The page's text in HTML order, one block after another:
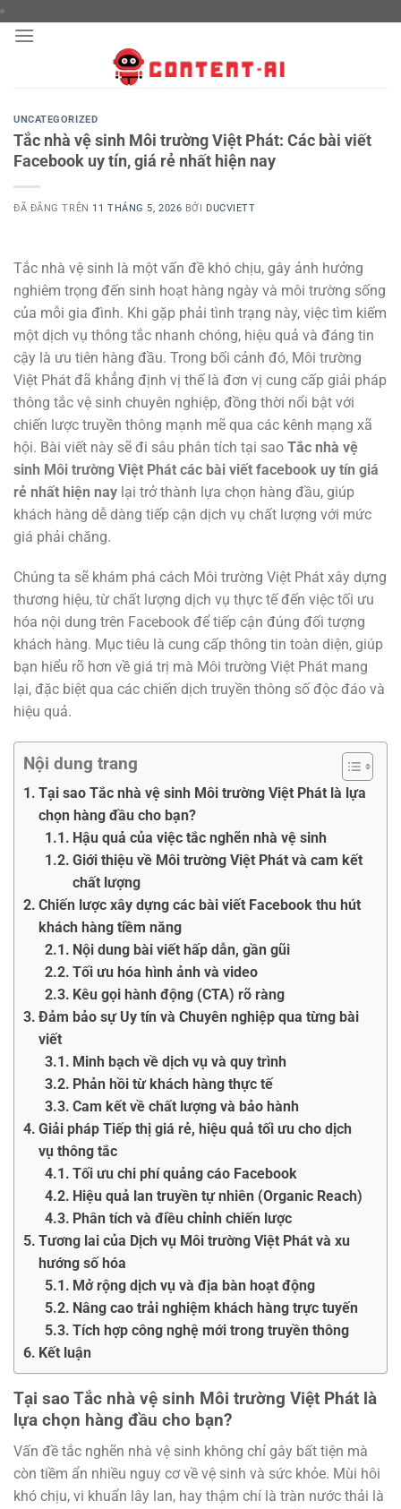
đến
UNCATEGORIZED
Tắc nhà vệ sinh Môi trường Việt Phát: Các bài viết
Facebook uy tín, giá rẻ nhất hiện nay
ĐÃ ĐĂNG TRÊN 11 THÁNG 5, 2026 BỞI DUCVIETT
Tắc nhà vệ sinh là một vấn đề khó chịu, gây ảnh hưởng
nghiêm trọng đến sinh hoạt hàng ngày và môi trường sống
của mỗi gia đình. Khi gặp phải tình trạng này, việc tìm kiếm
một dịch vụ thông tắc nhanh chóng, hiệu quả và đáng tin
cậy là ưu tiên hàng đầu. Trong bối cảnh đó, Môi trường
Việt Phát đã khẳng định vị thế là đơn vị cung cấp giải pháp
thông tắc vệ sinh chuyên nghiệp, đồng thời nổi bật với
chiến lược truyền thông mạnh mẽ qua các kênh mạng xã
hội. Bài viết này sẽ đi sâu phân tích tại sao Tắc nhà vệ
sinh Môi trường Việt Phát các bài viết facebook uy tín giá
rẻ nhất hiện nay lại trở thành lựa chọn hàng đầu, giúp
khách hàng dễ dàng tiếp cận dịch vụ chất lượng với mức
giá phải chăng.
Chúng ta sẽ khám phá cách Môi trường Việt Phát xây dựng
thương hiệu, từ chất lượng dịch vụ thực tế đến việc tối ưu
hóa nội dung trên Facebook để tiếp cận đúng đối tượng
khách hàng. Mục tiêu là cung cấp thông tin toàn diện, giúp
bạn hiểu rõ hơn về giá trị mà Môi trường Việt Phát mang
lại, đặc biệt qua các chiến dịch truyền thông số độc đáo và
hiệu quả.
Nội dung trang
Tại sao Tắc nhà vệ sinh Môi trường Việt Phát là lựa
chọn hàng đầu cho bạn?
Hậu quả của việc tắc nghẽn nhà vệ sinh
Giới thiệu về Môi trường Việt Phát và cam kết
chất lượng
Chiến lược xây dựng các bài viết Facebook thu hút
khách hàng tiềm năng
Nội dung bài viết hấp dẫn, gần gũi
Tối ưu hóa hình ảnh và video
Kêu gọi hành động (CTA) rõ ràng
Đảm bảo sự Uy tín và Chuyên nghiệp qua từng bài
viết
Minh bạch về dịch vụ và quy trình
Phản hồi từ khách hàng thực tế
Cam kết về chất lượng và bảo hành
Giải pháp Tiếp thị giá rẻ, hiệu quả tối ưu cho dịch
vụ thông tắc
Tối ưu chi phí quảng cáo Facebook
Hiệu quả lan truyền tự nhiên (Organic Reach)
Phân tích và điều chỉnh chiến lược
Tương lai của Dịch vụ Môi trường Việt Phát và xu
hướng số hóa
Mở rộng dịch vụ và địa bàn hoạt động
Nâng cao trải nghiệm khách hàng trực tuyến
Tích hợp công nghệ mới trong truyền thông
Kết luận
Tại sao Tắc nhà vệ sinh Môi trường Việt Phát là
lựa chọn hàng đầu cho bạn?
Vấn đề tắc nghẽn nhà vệ sinh không chỉ gây bất tiện mà
còn tiềm ẩn nhiều nguy cơ về vệ sinh và sức khỏe. Mùi hôi
khó chịu, vi khuẩn lây lan, hay thậm chí là tràn nước thải là